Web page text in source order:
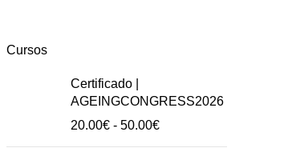
Cursos
Certificado |
AGEINGCONGRESS2026
20.00€ - 50.00€Intervalo